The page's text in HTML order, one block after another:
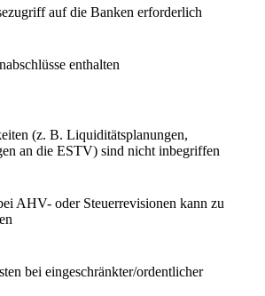
auf die Banken erforderlich
enthalten
(z. B. Liquiditätsplanungen,
an die ESTV) sind nicht inbegriffen
AHV- oder Steuerrevisionen kann zu
bei eingeschränkter/ordentlicher